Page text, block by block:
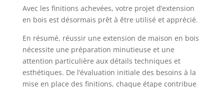
répondre à vos besoins décoratifs, ce support de
plantes offre une polyvalence pour s'adapter à
votre style unique, ce qui en fait un support de
Avec les finitions achevées, votre projet d’extension
en bois est désormais prêt à être utilisé et apprécié.
En résumé, réussir une extension de maison en bois
nécessite une préparation minutieuse et une
attention particulière aux détails techniques et
esthétiques. De l’évaluation initiale des besoins à la
mise en place des finitions, chaque étape contribue